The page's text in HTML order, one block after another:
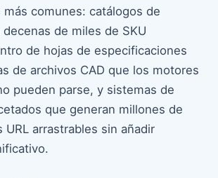
comunes: catálogos de
de miles de SKU
de hojas de especificaciones
de archivos CAD que los motores
pueden parse, y sistemas de
que generan millones de
URL arrastrables sin añadir